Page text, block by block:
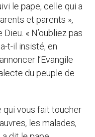
le pape, celle qui a
et parents »,
« N’oubliez pas
t-il insisté, en
l’Evangile
du peuple de
qui vous fait toucher
les malades,